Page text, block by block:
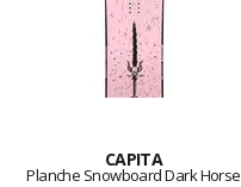
CAPITA
Planche Snowboard Dark Horse